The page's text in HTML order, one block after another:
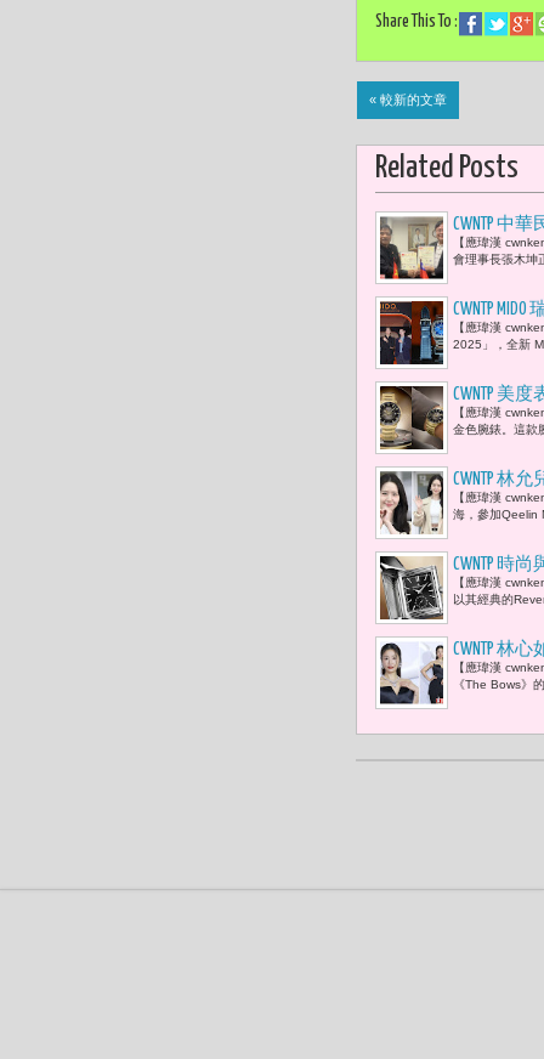
Share This To :
« 較新的文章
Related Posts
CWNTP 中
簽署《合
【應瑋漢
會理事長張木坤
CWNTP
次亮相
【應瑋漢
2025」，全新
CWNTP 美
【應瑋漢
金色腕錶。這款
CWNTP 林
【應瑋漢
海，參加Qeelin
CWNTP 時
【應瑋漢
以其經典的
CWNTP 林
【應瑋漢
《The Bows》